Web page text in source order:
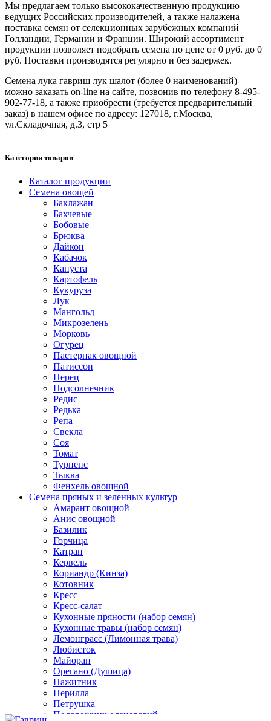
Мы предлагаем только высококачественную продукцию
ведущих Российских производителей, а также налажена
поставка семян от селекционных зарубежных компаний
Голландии, Германии и Франции. Широкий ассортимент
продукции позволяет подобрать семена по цене от 0 руб. до 0
руб. Поставки производятся регулярно и без задержек.
Семена лука гавриш лук шалот (более 0 наименований)
можно заказать on-line на сайте, позвонив по телефону 8-495-
902-77-18, а также приобрести (требуется предварительный
заказ) в нашем офисе по адресу: 127018, г.Москва,
ул.Складочная, д.3, стр 5
Категории товаров
Каталог продукции
Семена овощей
Баклажан
Бахчевые
Бобовые
Брюква
Дайкон
Кабачок
Капуста
Картофель
Кукуруза
Лук
Мангольд
Микрозелень
Морковь
Огурец
Пастернак овощной
Патиссон
Перец
Подсолнечник
Редис
Редька
Репа
Свекла
Соя
Томат
Турнепс
Тыква
Фенхель овощной
Семена пряных и зеленных культур
Амарант овощной
Анис овощной
Базилик
Горчица
Катран
Кервель
Кориандр (Кинза)
Котовник
Кресс
Кресс-салат
Кухонные пряности (набор семян)
Кухонные травы (набор семян)
Лемонграсс (Лимонная трава)
Любисток
Майоран
Орегано (Душица)
Пажитник
Перилла
Петрушка
Подорожник оленерогий